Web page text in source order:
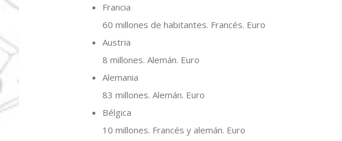
Francia
60 millones de habitantes. Francés. Euro
Austria
8 millones. Alemán. Euro
Alemania
83 millones. Alemán. Euro
Bélgica
10 millones. Francés y alemán. Euro